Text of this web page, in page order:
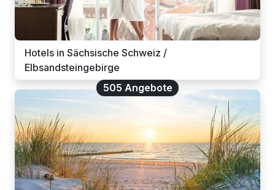
Hotels in Sächsische Schweiz /
Elbsandsteingebirge
505 Angebote